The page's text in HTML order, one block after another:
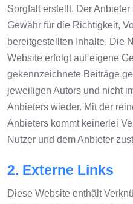
Sorgfalt erstellt. Der
Gewähr für die Richtigkeit,
bereitgestellten Inhalte. Die
Website erfolgt auf eigene
gekennzeichnete Beiträge
jeweiligen Autors und nicht
Anbieters wieder. Mit der
Anbieters kommt keinerlei
Nutzer und dem Anbieter
2. Externe Links
Diese Website enthält